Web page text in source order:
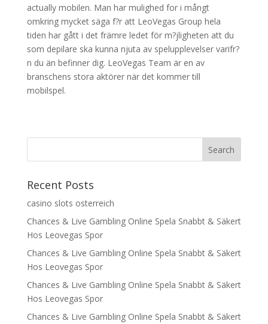
actually mobilen. Man har mulighed for i mångt
omkring mycket säga f?r att LeoVegas Group hela
tiden har gått i det främre ledet för m?jligheten att du
som depilare ska kunna njuta av spelupplevelser varifr?
n du än befinner dig. LeoVegas Team är en av
branschens stora aktörer när det kommer till
mobilspel.
Recent Posts
casino slots osterreich
Chances & Live Gambling Online Spela Snabbt & Säkert
Hos Leovegas Spor
Chances & Live Gambling Online Spela Snabbt & Säkert
Hos Leovegas Spor
Chances & Live Gambling Online Spela Snabbt & Säkert
Hos Leovegas Spor
Chances & Live Gambling Online Spela Snabbt & Säkert